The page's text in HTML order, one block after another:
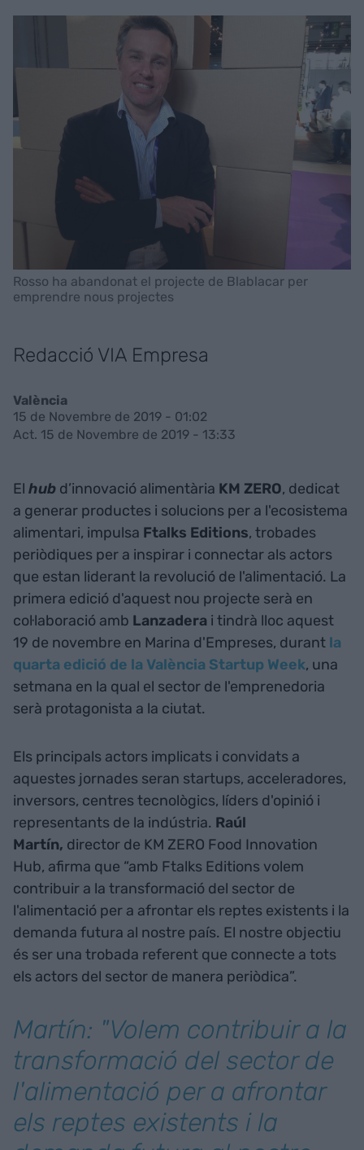
Rosso ha abandonat el projecte de Blablacar per
emprendre nous projectes
Redacció VIA Empresa
València
15 de Novembre de 2019 - 01:02
Act. 15 de Novembre de 2019 - 13:33
El hub d’innovació alimentària KM ZERO, dedicat
a generar productes i solucions per a l'ecosistema
alimentari, impulsa Ftalks Editions, trobades
periòdiques per a inspirar i connectar als actors
que estan liderant la revolució de l'alimentació. La
primera edició d'aquest nou projecte serà en
col·laboració amb Lanzadera i tindrà lloc aquest
19 de novembre en Marina d'Empreses, durant la
quarta edició de la València Startup Week, una
setmana en la qual el sector de l'emprenedoria
serà protagonista a la ciutat.
Els principals actors implicats i convidats a
aquestes jornades seran startups, acceleradores,
inversors, centres tecnològics, líders d'opinió i
representants de la indústria. Raúl
Martín, director de KM ZERO Food Innovation
Hub, afirma que “amb Ftalks Editions volem
contribuir a la transformació del sector de
l'alimentació per a afrontar els reptes existents i la
demanda futura al nostre país. El nostre objectiu
és ser una trobada referent que connecte a tots
els actors del sector de manera periòdica”.
Martín: "Volem contribuir a la
transformació del sector de
l'alimentació per a afrontar
els reptes existents i la